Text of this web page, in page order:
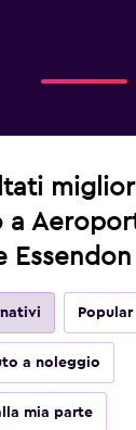
a
Essendon
a noleggio
mia parte